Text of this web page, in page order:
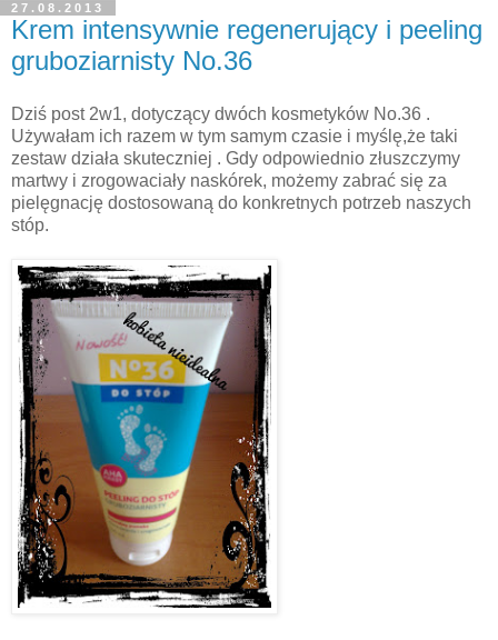
27.08.2013
Krem intensywnie regenerujący i peeling
gruboziarnisty No.36
Dziś post 2w1, dotyczący dwóch kosmetyków No.36 .
Używałam ich razem w tym samym czasie i myślę,że taki
zestaw działa skuteczniej . Gdy odpowiednio złuszczymy
martwy i zrogowaciały naskórek, możemy zabrać się za
pielęgnację dostosowaną do konkretnych potrzeb naszych
stóp.